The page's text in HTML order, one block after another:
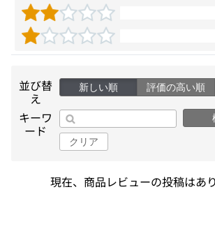
並び替
え
新しい順 評価の高い順
キーワ
ード
クリア
現在、商品レビューの投稿はあ